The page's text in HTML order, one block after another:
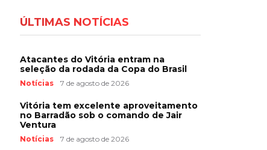
ÚLTIMAS NOTÍCIAS
Atacantes do Vitória entram na
seleção da rodada da Copa do Brasil
Notícias 7 de agosto de 2026
Vitória tem excelente aproveitamento
no Barradão sob o comando de Jair
Ventura
Notícias 7 de agosto de 2026